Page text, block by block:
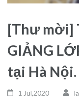
[Thư mời]
GIẢNG
tại Hà Nội.
1 Jul,2020